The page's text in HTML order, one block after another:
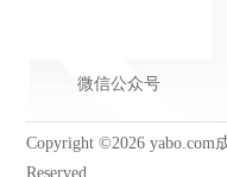
微信公众号
Copyright ©2026
Reserved